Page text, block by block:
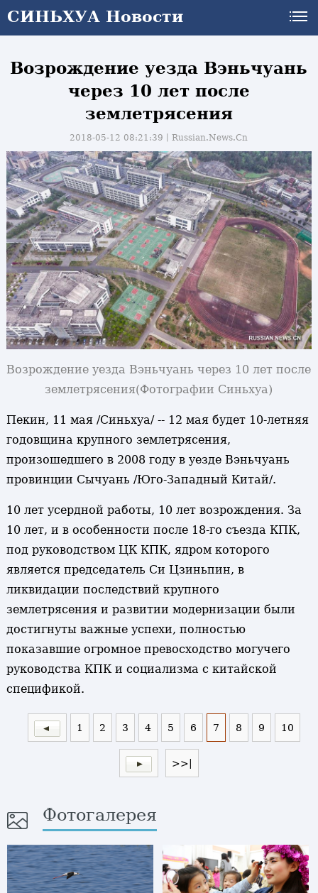
СИНЬХУА Новости
Возрождение уезда Вэньчуань
через 10 лет после
землетрясения
2018-05-12 08:21:39丨Russian.News.Cn
Возрождение уезда Вэньчуань через 10 лет после
землетрясения(Фотографии Синьхуа)
Пекин, 11 мая /Синьхуа/ -- 12 мая будет 10-летняя
годовщина крупного землетрясения,
произошедшего в 2008 году в уезде Вэньчуань
провинции Сычуань /Юго-Западный Китай/.
10 лет усердной работы, 10 лет возрождения. За
10 лет, и в особенности после 18-го съезда КПК,
под руководством ЦК КПК, ядром которого
является председатель Си Цзиньпин, в
ликвидации последствий крупного
землетрясения и развитии модернизации были
достигнуты важные успехи, полностью
показавшие огромное превосходство могучего
руководства КПК и социализма с китайской
спецификой.
1 2 3 4 5 6 7 8 9 10
>>|
Фотогалерея